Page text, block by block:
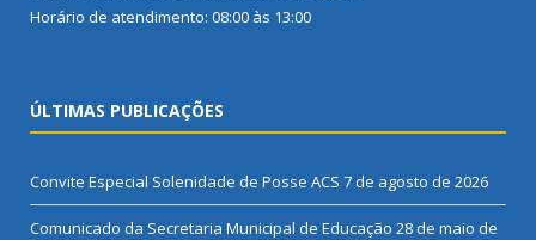
Horário de atendimento: 08:00 às 13:00
ÚLTIMAS PUBLICAÇÕES
Convite Especial Solenidade de Posse ACS 7 de agosto de 2026
Comunicado da Secretaria Municipal de Educação 28 de maio de